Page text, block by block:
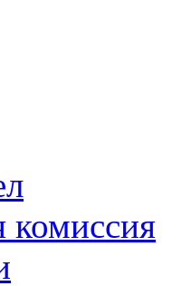
комиссия